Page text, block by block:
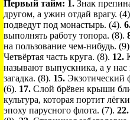
Первый тайм: 1. Знак
другом, а ужин отдай врагу.
подведут под монастырь. (4).
выполнять работу топора. (8).
на пользование чем-нибудь.
Четвёртая часть круга. (8). 12.
называют выпускника, а у
загадка. (8). 15. Экзотический
(6). 17. Слой брёвен крыши
культура, которая портит
эпоху парусного флота. (7). 22.